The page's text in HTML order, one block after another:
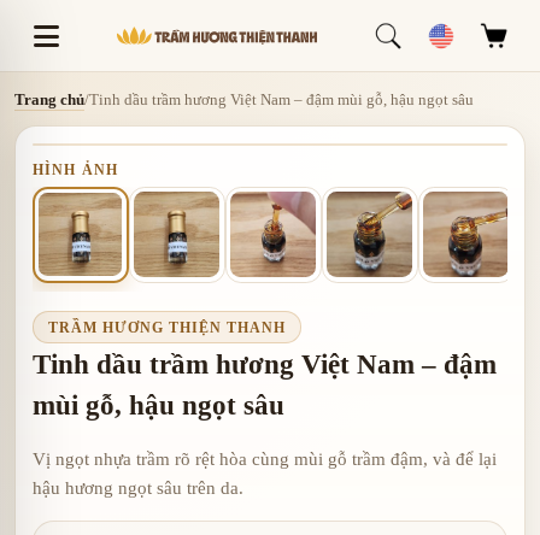
Trang chủ/Tinh dầu trầm hương Việt Nam – đậm mùi gỗ, hậu ngọt sâu
HÌNH ẢNH
TRẦM HƯƠNG THIỆN THANH
Tinh dầu trầm hương Việt Nam – đậm
mùi gỗ, hậu ngọt sâu
Vị ngọt nhựa trầm rõ rệt hòa cùng mùi gỗ trầm đậm, và để lại
hậu hương ngọt sâu trên da.